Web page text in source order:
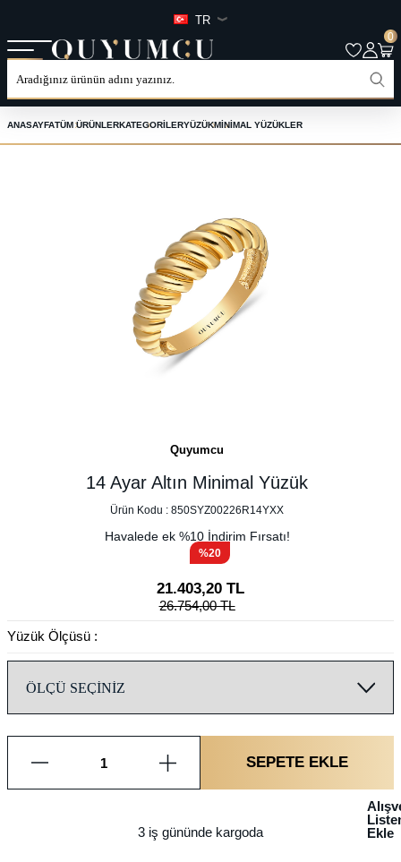
TR
0
ANASAYFATÜM ÜRÜNLERKATEGORILERYÜZÜKMINIMAL YÜZÜKLER
Quyumcu
14 Ayar Altın Minimal Yüzük
Ürün Kodu : 850SYZ00226R14YXX
Havalede ek %10İndirim Fırsatı!
%20
21.403,20 TL
26.754,00TL
Yüzük Ölçüsü :
SEPETE EKLE
3 iş gününde kargoda
Ekle